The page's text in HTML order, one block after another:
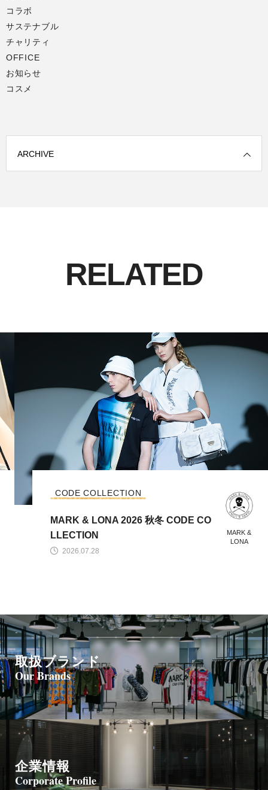
コラボ
サステナブル
チャリティ
OFFICE
お知らせ
コスメ
ARCHIVE
RELATED
MARK &
LONA
2026.07.28
CODE COLLECTION
MARK & LONA 2026 秋冬 CODE CO
LLECTION
取扱ブランド
Our Brands
企業情報
Corporate Profile